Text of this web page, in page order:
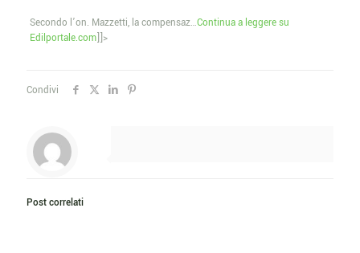
Secondo l’on. Mazzetti, la compensaz…Continua a leggere su
Edilportale.com]]>
Condivi
Post correlati